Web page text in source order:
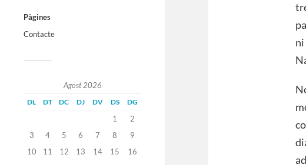
Pàgines
Contacte
Agost 2026
DL DT DC DJ DV DS DG
1
2
3
4 5 6 7 8
9
10
11 12 13 14 15
16